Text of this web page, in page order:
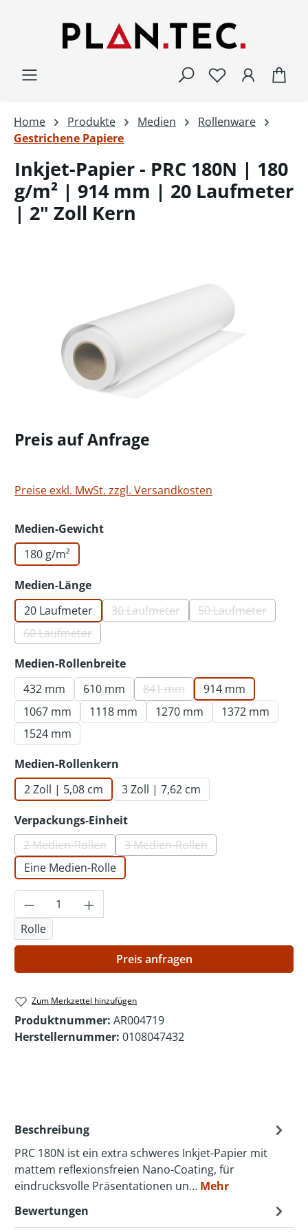
Home Produkte Medien
Rollenware
Gestrichene Papiere
Inkjet-Papier - PRC 180N | 180
g/m² | 914 mm | 20 Laufmeter
| 2" Zoll Kern
Preis auf Anfrage
Preise exkl. MwSt. zzgl. Versandkosten
Medien-Gewichtauswählen
180 g/m²
Medien-Längeauswählen
20 Laufmeter
30 Laufmeter(Diese Option ist zurzeit nicht
50 Laufmeter
(Diese Option
60 Laufmeter(Diese Option ist zurzeit nicht verfügbar.)
Medien-Rollenbreiteauswählen
432 mm
610 mm 841 mm(Diese Option ist zurzeit nicht
914 mm
1067 mm
1118 mm 1270 mm
1372 mm
1524 mm
Medien-Rollenkern
2 Zoll | 5,08 cm
3 Zoll | 7,62 cm
Verpackungs-Einheitauswählen
2 Medien-Rollen(Diese Option ist zurzeit nicht verfügbar.)
3 Medien-Rollen(Diese Option ist zurzeit nicht
Eine Medien-Rolle
Produkt Anzahl: Gib den gewünschten
Rolle
Preis anfragen
Zum Merkzettel hinzufügen
Produktnummer: AR004719
Herstellernummer: 0108047432
Beschreibung
PRC 180N ist ein extra schweres Inkjet-Papier mit
mattem reflexionsfreien Nano-Coating, für
eindrucksvolle Präsentationen un… Mehr
Bewertungen